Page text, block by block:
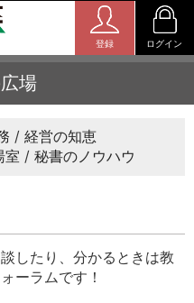
登録 ログイン
場
経営の知恵
室 秘書のノウハウ
したり、分かるときは教
ーラムです！